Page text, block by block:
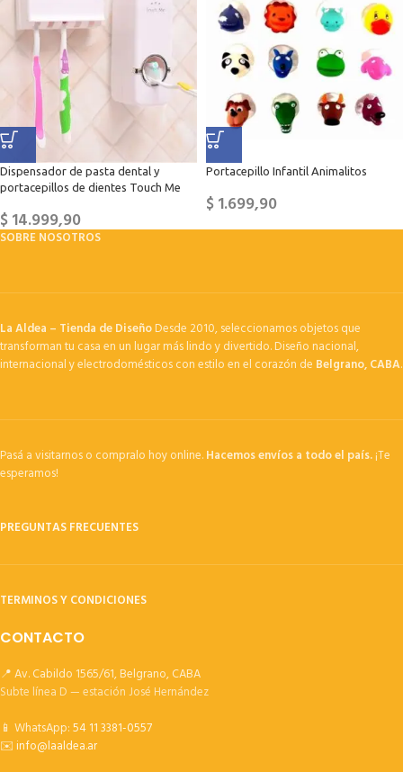
Dispensador de pasta dental y
portacepillos de dientes Touch Me
$14.999,90
Portacepillo Infantil Animalitos
$1.699,90
SOBRE NOSOTROS
La Aldea – Tienda de DiseñoDesde 2010, seleccionamos objetos que
transforman tu casa en un lugar más lindo y divertido. Diseño nacional,
internacional y electrodomésticos con estilo en el corazón de Belgrano, CABA.
Pasá a visitarnos o compralo hoy online.Hacemos envíos a todo el país.¡Te
esperamos!
PREGUNTAS FRECUENTES
TERMINOS Y CONDICIONES
CONTACTO
📍 Av. Cabildo 1565/61, Belgrano, CABA
Subte línea D — estación José Hernández
📱 WhatsApp:54 11 3381-0557
✉️info@laaldea.ar